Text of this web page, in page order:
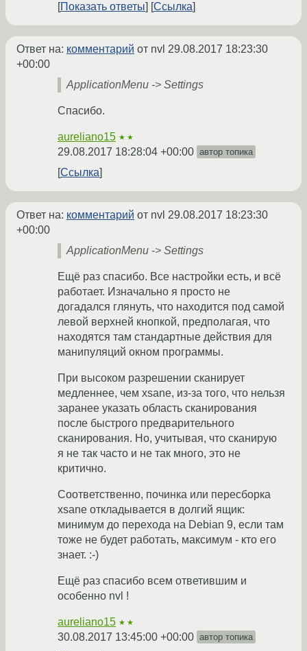
Показать ответы
Ссылка
Ответ на: комментарий от nvl 29.08.2017 18:23:30
+00:00
ApplicationMenu -> Settings
Спасибо.
aureliano15 ★★
29.08.2017 18:28:04 +00:00 автор топика
Ссылка
Ответ на: комментарий от nvl 29.08.2017 18:23:30
+00:00
ApplicationMenu -> Settings
Ещё раз спасибо. Все настройки есть, и всё
работает. Изначально я просто не
догадался глянуть, что находится под самой
левой верхней кнопкой, предполагая, что
находятся там стандартные действия для
манипуляций окном программы.
При высоком разрешении сканирует
медленнее, чем xsane, из-за того, что нельзя
заранее указать область сканирования
после быстрого предварительного
сканирования. Но, учитывая, что сканирую
я не так часто и не так много, это не
критично.
Соответственно, починка или пересборка
xsane откладывается в долгий ящик:
минимум до перехода на Debian 9, если там
тоже не будет работать, максимум - кто его
знает. :-)
Ещё раз спасибо всем ответившим и
особенно nvl !
aureliano15 ★★
30.08.2017 13:45:00 +00:00 автор топика